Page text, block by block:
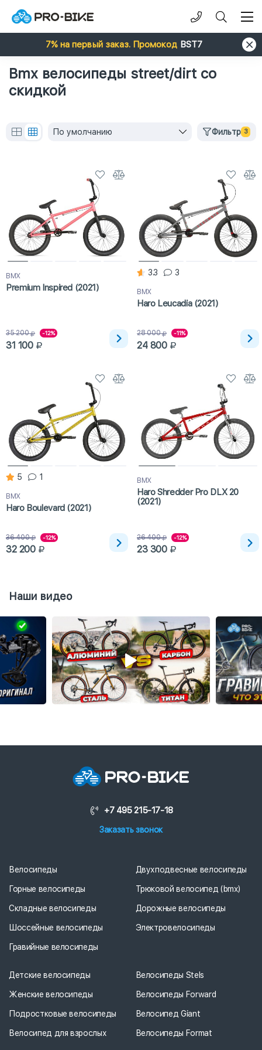
7% на первый заказ. Промокод BST7
Bmx велосипеды street/dirt со
скидкой
По умолчанию Фильтр 3
BMX
Premium Inspired (2021)
35 200 -12%
31 100
3.3 3
BMX
Haro Leucadia (2021)
28 000 -11%
24 800
5 1
BMX
Haro Boulevard (2021)
36 400 -12%
32 200
BMX
Haro Shredder Pro DLX 20
(2021)
26 400 -12%
23 300
Наши видео
+7 495 215-17-18
Заказать звонок
Велосипеды
Горные велосипеды
Складные велосипеды
Шоссейные велосипеды
Гравийные велосипеды
Двухподвесные велосипеды
Трюковой велосипед (bmx)
Дорожные велосипеды
Электровелосипеды
Детские велосипеды
Женские велосипеды
Подростковые велосипеды
Велосипед для взрослых
Велосипеды Stels
Велосипеды Forward
Велосипед Giant
Велосипеды Format